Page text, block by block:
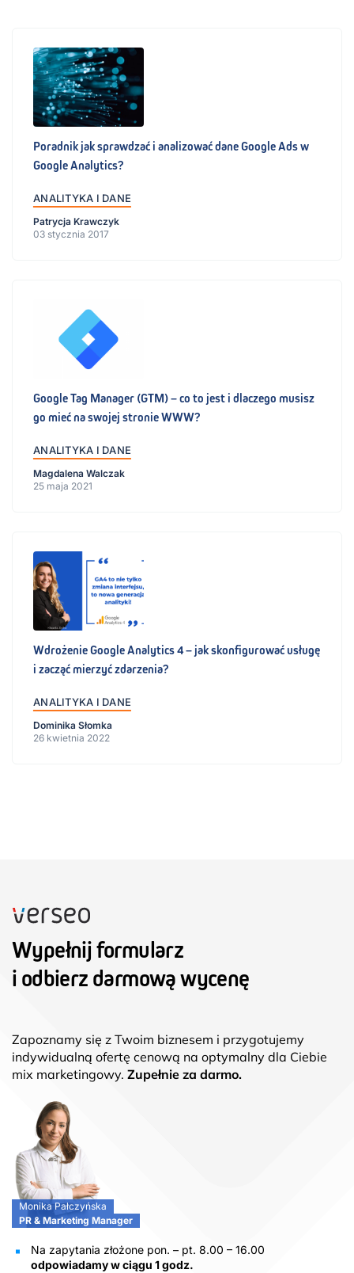
Poradnik jak sprawdzać i analizować dane Google Ads w
Google Analytics?
ANALITYKA I DANE
Patrycja Krawczyk
03 stycznia 2017
Google Tag Manager (GTM) – co to jest i dlaczego musisz
go mieć na swojej stronie WWW?
ANALITYKA I DANE
Magdalena Walczak
25 maja 2021
Wdrożenie Google Analytics 4 – jak skonfigurować usługę
i zacząć mierzyć zdarzenia?
ANALITYKA I DANE
Dominika Słomka
26 kwietnia 2022
Wypełnij formularz
i odbierz darmową wycenę
Zapoznamy się z Twoim biznesem i przygotujemy
indywidualną ofertę cenową na optymalny dla Ciebie
mix marketingowy. Zupełnie za darmo.
Monika Pałczyńska
PR & Marketing Manager
Na zapytania złożone pon. – pt. 8.00 – 16.00
odpowiadamy w ciągu 1 godz.